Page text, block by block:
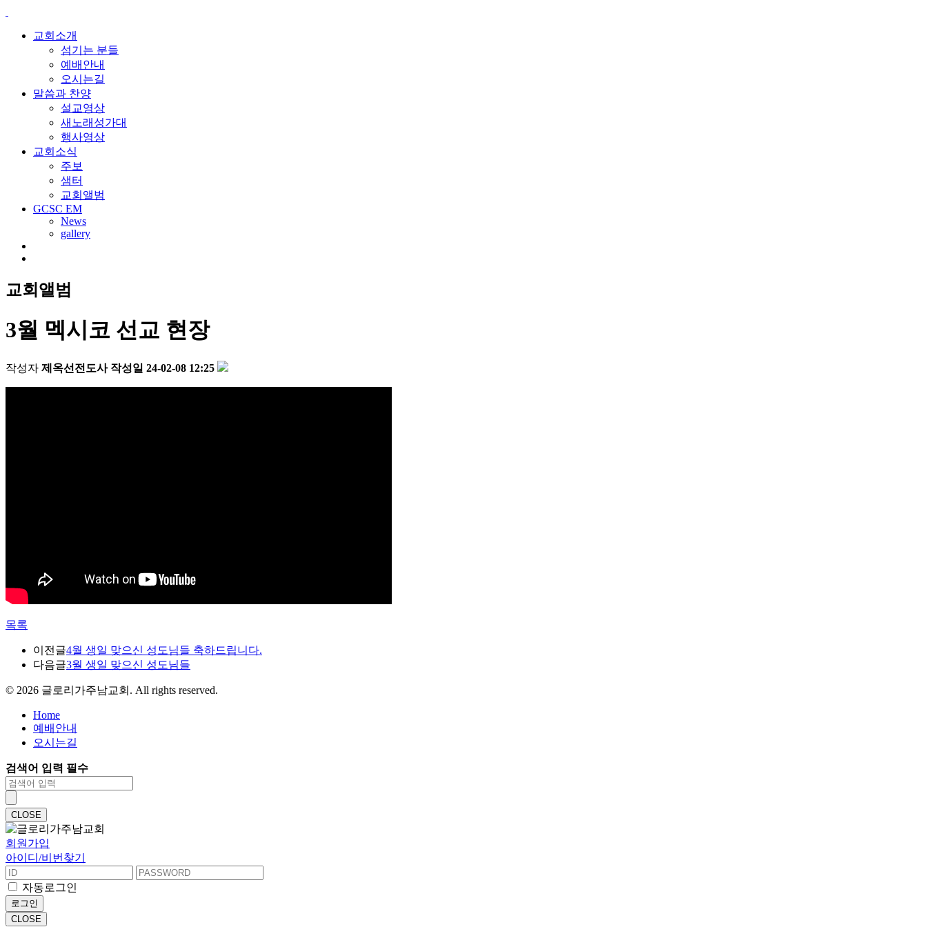
교회소개
섬기는 분들
예배안내
오시는길
말씀과 찬양
설교영상
새노래성가대
행사영상
교회소식
주보
샘터
교회앨범
GCSC EM
News
gallery
교회앨범
3월 멕시코 선교 현장
작성자 제옥선전도사 작성일 24-02-08 12:25
목록
이전글4월 생일 맞으신 성도님들 축하드립니다.
다음글3월 생일 맞으신 성도님들
© 2026 글로리가주남교회. All rights reserved.
Home
예배안내
오시는길
검색어 입력 필수
CLOSE
회원가입
아이디/비번찾기
자동로그인
로그인
CLOSE